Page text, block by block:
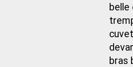
bras